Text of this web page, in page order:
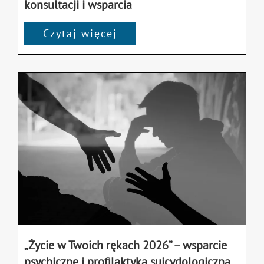
konsultacji i wsparcia
Czytaj więcej
„Życie w Twoich rękach 2026” – wsparcie